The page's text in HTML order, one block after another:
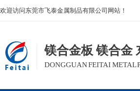
欢迎访问东莞市飞泰金属制品有限公司网站！
镁合金板 镁合金
DONGGUAN FEITAI METAL